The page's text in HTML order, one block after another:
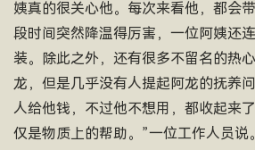
姨真的很关心他。每次来看他，都会
段时间突然降温得厉害，一位阿姨还
装。除此之外，还有很多不留名的热
龙，但是几乎没有人提起阿龙的抚养
人给他钱，不过他不想用，都收起来
仅是物质上的帮助。”一位工作人员说